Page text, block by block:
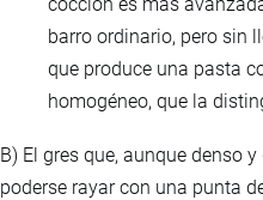
barro ordinario, pero sin
que produce una pasta
homogéneo, que la
B) El gres que, aunque denso
poderse rayar con una punta